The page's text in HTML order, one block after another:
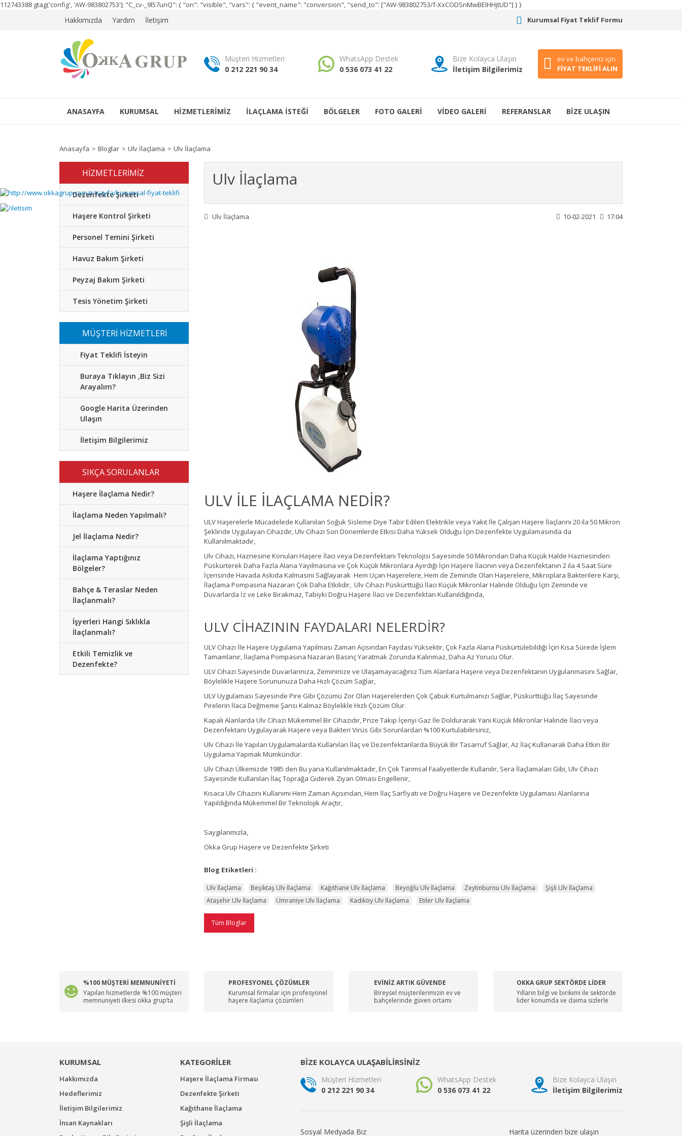
112743388 gtag('config', 'AW-983802753'); "C_cv-_9l57unQ": { "on": "visible", "vars": { "event_name": "conversion", "send_to": ["AW-983802753/f-XxCODSnMwBEIHHjtUD"] } }
Hakkımızda Yardım İletişim Kurumsal Fiyat Teklif Formu
Müşteri Hizmetleri
0 212 221 90 34
WhatsApp Destek
0 536 073 41 22
Bize Kolayca Ulaşın
İletişim Bilgilerimiz
ev ve bahçeniz için
FİYAT TEKLİFİ ALIN
ANASAYFA KURUMSAL HİZMETLERİMİZ İLAÇLAMA İSTEĞİ BÖLGELER FOTO GALERİ VİDEO GALERİ REFERANSLAR BİZE ULAŞIN
Anasayfa Bloglar Ulv İlaçlama Ulv İlaçlama
HİZMETLERİMİZ
Dezenfekte Şirketi
Haşere Kontrol Şirketi
Personel Temini Şirketi
Havuz Bakım Şirketi
Peyzaj Bakım Şirketi
Tesis Yönetim Şirketi
MÜŞTERİ HİZMETLERİ
Fiyat Teklifi İsteyin
Buraya Tıklayın ,Biz Sizi
Arayalım?
Google Harita Üzerinden
Ulaşın
İletişim Bilgilerimiz
SIKÇA SORULANLAR
Haşere İlaçlama Nedir?
İlaçlama Neden Yapılmalı?
Jel İlaçlama Nedir?
İlaçlama Yaptığınız
Bölgeler?
Bahçe & Teraslar Neden
İlaçlanmalı?
İşyerleri Hangi Sıklıkla
İlaçlanmalı?
Etkili Temizlik ve
Dezenfekte?
Ulv İlaçlama
Ulv İlaçlama 10-02-2021 17:04
ULV İLE İLAÇLAMA NEDİR?
ULV Haşerelerle Mücadelede Kullanılan Soğuk Sisleme Diye Tabir Edilen Elektrikle veya Yakıt İle Çalışan Haşere İlaçlarını 20 ila 50 Mikron
Şeklinde Uygulayan Cihazdır, Ulv Cihazı Son Dönemlerde Etkisi Daha Yüksek Olduğu İçin Dezenfekte Uygulamasında da
Kullanılmaktadır,
Ulv Cihazı, Haznesine Konulan Haşere İlacı veya Dezenfektanı Teknolojisi Sayesinde 50 Mikrondan Daha Küçük Halde Haznesinden
Püskürterek Daha Fazla Alana Yayılmasına ve Çok Küçük Mikronlara Ayırdığı İçin Haşere İlacının veya Dezenfektanın 2 ila 4 Saat Süre
İçerisinde Havada Askıda Kalmasını Sağlayarak Hem Uçan Haşerelere, Hem de Zeminde Olan Haşerelere, Mikroplara Bakterilere Karşı,
İlaçlama Pompasına Nazaran Çok Daha Etkilidir, Ulv Cihazı Püskürttüğü İlacı Küçük Mikronlar Halinde Olduğu İçin Zeminde ve
Duvarlarda İz ve Leke Bırakmaz, Tabiyki Doğru Haşere İlacı ve Dezenfektan Kullanıldığında,
ULV CİHAZININ FAYDALARI NELERDİR?
ULV Cihazı İle Haşere Uygulama Yapılması Zaman Açısından Faydası Yüksektir, Çok Fazla Alana Püskürtülebildiği İçin Kısa Sürede İşlem
Tamamlanır, İlaçlama Pompasına Nazaran Basınç Yaratmak Zorunda Kalınmaz, Daha Az Yorucu Olur.
ULV Cihazı Sayesinde Duvarlarınıza, Zemininize ve Ulaşamayacağınız Tüm Alanlara Haşere veya Dezenfektanın Uygulanmasını Sağlar,
Böylelikle Haşere Sorununuza Daha Hızlı Çözüm Sağlar,
ULV Uygulaması Sayesinde Pire Gibi Çözümü Zor Olan Haşerelerden Çok Çabuk Kurtulmanızı Sağlar, Püskürttüğü İlaç Sayesinde
Pirelerin İlaca Değmeme Şansı Kalmaz Böylelikle Hızlı Çözüm Olur.
Kapalı Alanlarda Ulv Cihazı Mükemmel Bir Cihazıdır, Prize Takıp İçeriyi Gaz İle Doldurarak Yani Küçük Mikronlar Halinde İlacı veya
Dezenfektanı Uygulayarak Haşere veya Bakteri Virüs Gibi Sorunlardan %100 Kurtulabilirsiniz,
Ulv Cihazı İle Yapılan Uygulamalarda Kullanılan İlaç ve Dezenfektanlarda Büyük Bir Tasarruf Sağlar, Az İlaç Kullanarak Daha Etkin Bir
Uygulama Yapmak Mümkündür.
Ulv Cihazı Ülkemizde 1985 den Bu yana Kullanılmaktadır, En Çok Tarımsal Faaliyetlerde Kullanılır, Sera İlaçlamaları Gibi, Ulv Cihazı
Sayesinde Kullanılan İlaç Toprağa Giderek Ziyan Olması Engellenir,
Kısaca Ulv Cihazını Kullanımı Hem Zaman Açısından, Hem İlaç Sarfiyatı ve Doğru Haşere ve Dezenfekte Uygulaması Alanlarına
Yapıldığında Mükemmel Bir Teknolojik Araçtır,
Saygılarımızla,
Okka Grup Haşere ve Dezenfekte Şirketi
Blog Etiketleri :
Ulv İlaçlama Beşiktaş Ulv İlaçlama Kağıthane Ulv İlaçlama Beyoğlu Ulv İlaçlama Zeytinburnu Ulv İlaçlama
Şişli Ulv İlaçlama
Ataşehir Ulv İlaçlama
Ümraniye Ulv İlaçlama Kadıköy Ulv İlaçlama Etiler Ulv İlaçlama
Tüm Bloglar
%100 MÜŞTERİ MEMNUNİYETİ
Yapılan hizmetlerde %100 müşteri
memnuniyeti ilkesi okka grup’ta
PROFESYONEL ÇÖZÜMLER
Kurumsal firmalar için profesyonel
haşere ilaçlama çözümleri
EVİNİZ ARTIK GÜVENDE
Bireysel müşterilerimizin ev ve
bahçelerinde güven ortamı
OKKA GRUP SEKTÖRDE LİDER
Yılların bilgi ve birikimi ile sektörde
lider konumda ve daima sizlerle
KURUMSAL
Hakkımızda
Hedeflerimiz
İletişim Bilgilerimiz
İnsan Kaynakları
KATEGORİLER
Haşere İlaçlama Firması
Dezenfekte Şirketi
Kağıthane İlaçlama
Şişli İlaçlama
BİZE KOLAYCA ULAŞABİLİRSİNİZ
Müşteri Hizmetleri
0 212 221 90 34
WhatsApp Destek
0 536 073 41 22
Bize Kolayca Ulaşın
İletişim Bilgilerimiz
Sosyal Medyada Biz Harita üzerinden bize ulaşın